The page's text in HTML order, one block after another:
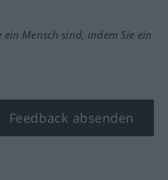
ein Mensch sind, indem Sie ein
Feedback absenden